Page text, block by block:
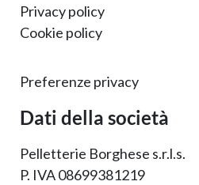
Privacy policy
Cookie policy
Preferenze privacy
Dati della società
Pelletterie Borghese s.r.l.s.
P. IVA 08699381219